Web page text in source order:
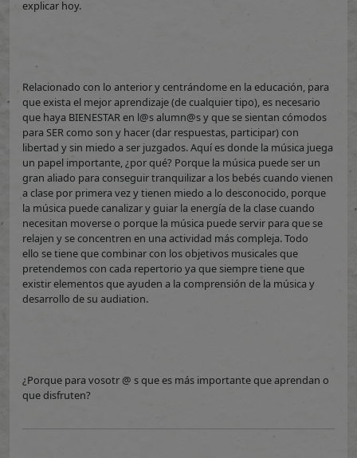
explicar hoy.
Relacionado con lo anterior y centrándome en la educación, para
que exista el mejor aprendizaje (de cualquier tipo), es necesario
que haya BIENESTAR en l@s alumn@s y que se sientan cómodos
para SER como son y hacer (dar respuestas, participar) con
libertad y sin miedo a ser juzgados. Aquí es donde la música juega
un papel importante, ¿por qué? Porque la música puede ser un
gran aliado para conseguir tranquilizar a los bebés cuando vienen
a clase por primera vez y tienen miedo a lo desconocido, porque
la música puede canalizar y guiar la energía de la clase cuando
necesitan moverse o porque la música puede servir para que se
relajen y se concentren en una actividad más compleja. Todo
ello se tiene que combinar con los objetivos musicales que
pretendemos con cada repertorio ya que siempre tiene que
existir elementos que ayuden a la comprensión de la música y
desarrollo de su audiation.
¿Porque para vosotr @ s que es más importante que aprendan o
que disfruten?